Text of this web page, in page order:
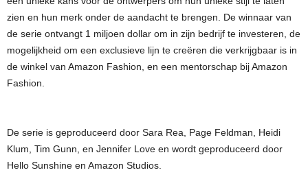
zien en hun merk onder de aandacht te brengen. De winnaar van
de serie ontvangt 1 miljoen dollar om in zijn bedrijf te investeren, de
mogelijkheid om een exclusieve lijn te creëren die verkrijgbaar is in
de winkel van Amazon Fashion, en een mentorschap bij Amazon
Fashion.
De serie is geproduceerd door Sara Rea, Page Feldman, Heidi
Klum, Tim Gunn, en Jennifer Love en wordt geproduceerd door
Hello Sunshine en Amazon Studios.